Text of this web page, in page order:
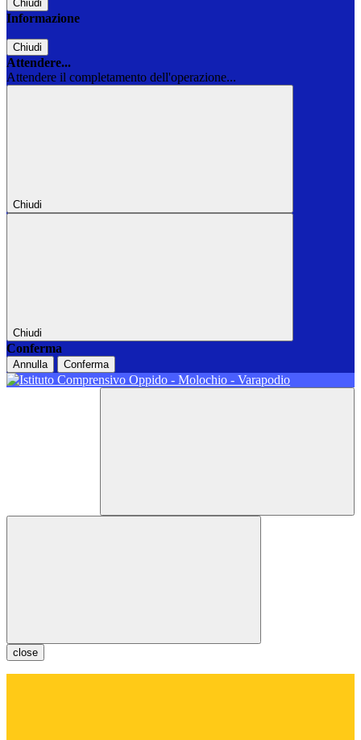
Chiudi
Informazione
Chiudi
Attendere...
Attendere il completamento dell'operazione...
Chiudi
Chiudi
Conferma
Annulla Conferma
close